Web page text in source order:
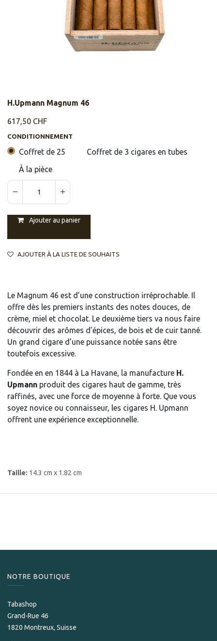
H.Upmann Magnum 46
617,50 CHF
CONDITIONNEMENT
Coffret de 25
Coffret de 3 cigares en tubes
À la pièce
Ajouter au panier
AJOUTER À LA LISTE DE SOUHAITS
Le Magnum 46 est d’une construction irréprochable. Il
offre dès les premiers instants des notes douces, de
crème, miel et chocolat. Le deuxième tiers va nous faire
découvrir des arômes d’épices, de bois et de cuir tanné.
Un grand cigare d’une puissance notée sans être
toutefois excessive.
Fondée en en 1844 à La Havane, la manufacture H.
Upmann produit des cigares haut de gamme, très
raffinés, avec une force de moyenne à forte. Que vous
soyez novice ou connaisseur, les cigares H. Upmann
offrent une expérience exceptionnelle.
Taille: 14.3 cm x 1.82 cm
NOTRE BOUTIQUE
Tabashop
Grand-Rue 46
1820 Montreux, Suisse